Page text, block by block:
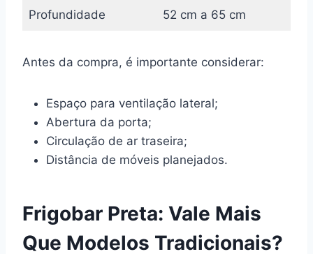
Profundidade 52 cm a 65 cm
Antes da compra, é importante considerar:
Espaço para ventilação lateral;
Abertura da porta;
Circulação de ar traseira;
Distância de móveis planejados.
Frigobar Preta: Vale Mais
Que Modelos Tradicionais?